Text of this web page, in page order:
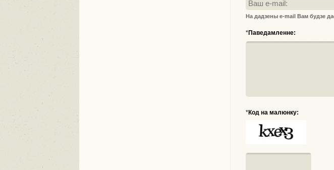
На дадзены e-mail Вам будзе
*Паведамленне:
*Код на малюнку: